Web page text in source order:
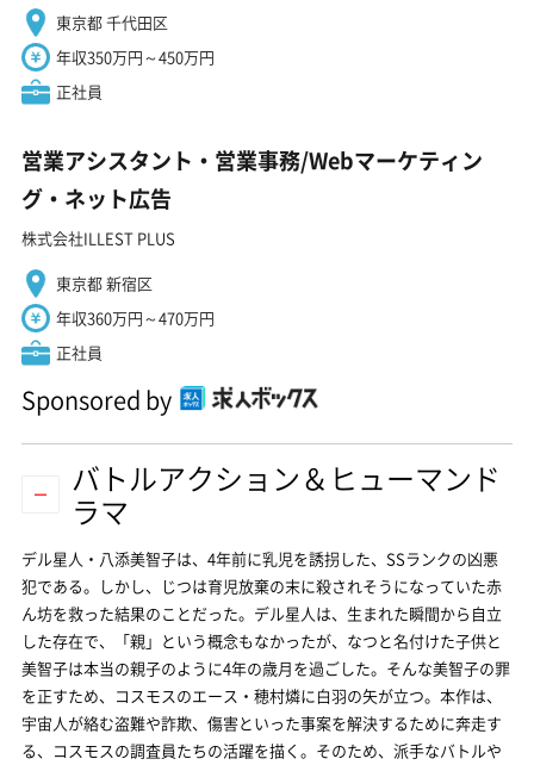
東京都 千代田区
年収350万円～450万円
正社員
営業アシスタント・営業事務/Webマーケティン
グ・ネット広告
株式会社ILLEST PLUS
東京都 新宿区
年収360万円～470万円
正社員
Sponsored by
バトルアクション＆ヒューマンド
ラマ
デル星人・八添美智子は、4年前に乳児を誘拐した、SSランクの凶悪
犯である。しかし、じつは育児放棄の末に殺されそうになっていた赤
ん坊を救った結果のことだった。デル星人は、生まれた瞬間から自立
した存在で、「親」という概念もなかったが、なつと名付けた子供と
美智子は本当の親子のように4年の歳月を過ごした。そんな美智子の罪
を正すため、コスモスのエース・穂村燐に白羽の矢が立つ。本作は、
宇宙人が絡む盗難や詐欺、傷害といった事案を解決するために奔走す
る、コスモスの調査員たちの活躍を描く。そのため、派手なバトルや